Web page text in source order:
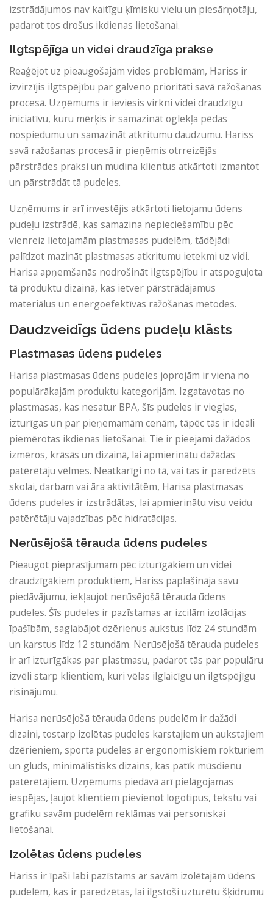
izstrādājumos nav kaitīgu ķīmisku vielu un piesārņotāju,
padarot tos drošus ikdienas lietošanai.
Ilgtspējīga un videi draudzīga prakse
Reaģējot uz pieaugošajām vides problēmām, Hariss ir
izvirzījis ilgtspējību par galveno prioritāti savā ražošanas
procesā. Uzņēmums ir ieviesis virkni videi draudzīgu
iniciatīvu, kuru mērķis ir samazināt oglekļa pēdas
nospiedumu un samazināt atkritumu daudzumu. Hariss
savā ražošanas procesā ir pieņēmis otrreizējās
pārstrādes praksi un mudina klientus atkārtoti izmantot
un pārstrādāt tā pudeles.
Uzņēmums ir arī investējis atkārtoti lietojamu ūdens
pudeļu izstrādē, kas samazina nepieciešamību pēc
vienreiz lietojamām plastmasas pudelēm, tādējādi
palīdzot mazināt plastmasas atkritumu ietekmi uz vidi.
Harisa apņemšanās nodrošināt ilgtspējību ir atspoguļota
tā produktu dizainā, kas ietver pārstrādājamus
materiālus un energoefektīvas ražošanas metodes.
Daudzveidīgs ūdens pudeļu klāsts
Plastmasas ūdens pudeles
Harisa plastmasas ūdens pudeles joprojām ir viena no
populārākajām produktu kategorijām. Izgatavotas no
plastmasas, kas nesatur BPA, šīs pudeles ir vieglas,
izturīgas un par pieņemamām cenām, tāpēc tās ir ideāli
piemērotas ikdienas lietošanai. Tie ir pieejami dažādos
izmēros, krāsās un dizainā, lai apmierinātu dažādas
patērētāju vēlmes. Neatkarīgi no tā, vai tas ir paredzēts
skolai, darbam vai āra aktivitātēm, Harisa plastmasas
ūdens pudeles ir izstrādātas, lai apmierinātu visu veidu
patērētāju vajadzības pēc hidratācijas.
Nerūsējošā tērauda ūdens pudeles
Pieaugot pieprasījumam pēc izturīgākiem un videi
draudzīgākiem produktiem, Hariss paplašināja savu
piedāvājumu, iekļaujot nerūsējošā tērauda ūdens
pudeles. Šīs pudeles ir pazīstamas ar izcilām izolācijas
īpašībām, saglabājot dzērienus aukstus līdz 24 stundām
un karstus līdz 12 stundām. Nerūsējošā tērauda pudeles
ir arī izturīgākas par plastmasu, padarot tās par populāru
izvēli starp klientiem, kuri vēlas ilglaicīgu un ilgtspējīgu
risinājumu.
Harisa nerūsējošā tērauda ūdens pudelēm ir dažādi
dizaini, tostarp izolētas pudeles karstajiem un aukstajiem
dzērieniem, sporta pudeles ar ergonomiskiem rokturiem
un gluds, minimālistisks dizains, kas patīk mūsdienu
patērētājiem. Uzņēmums piedāvā arī pielāgojamas
iespējas, ļaujot klientiem pievienot logotipus, tekstu vai
grafiku savām pudelēm reklāmas vai personiskai
lietošanai.
Izolētas ūdens pudeles
Hariss ir īpaši labi pazīstams ar savām izolētajām ūdens
pudelēm, kas ir paredzētas, lai ilgstoši uzturētu šķidrumu